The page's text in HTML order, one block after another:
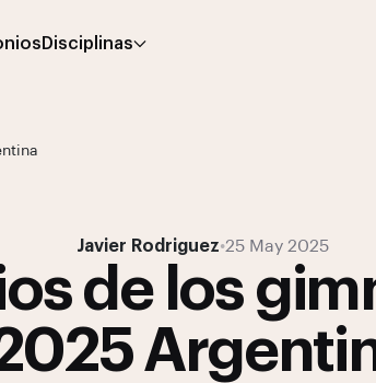
Disciplinas
Javier Rodriguez•25 May 2025
de los